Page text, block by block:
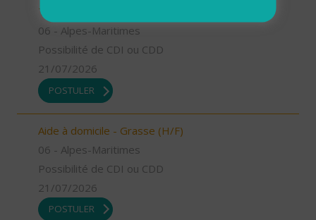
Technicien Intervention Social et Familiale (H/F)
06 - Alpes-Maritimes
Possibilité de CDI ou CDD
21/07/2026
POSTULER
Aide à domicile - Grasse (H/F)
06 - Alpes-Maritimes
Possibilité de CDI ou CDD
21/07/2026
POSTULER